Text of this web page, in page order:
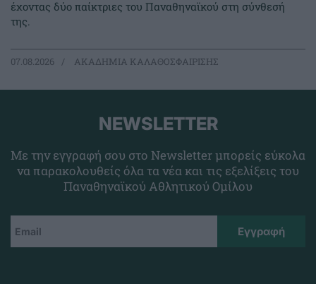
έχοντας δύο παίκτριες του Παναθηναϊκού στη σύνθεσή
της.
07.08.2026 ΑΚΑΔΗΜΙΑ ΚΑΛΑΘΟΣΦΑΙΡΙΣΗΣ
NEWSLETTER
Με την εγγραφή σου στο Newsletter μπορείς εύκολα
να παρακολουθείς όλα τα νέα και τις εξελίξεις του
Παναθηναϊκού Αθλητικού Ομίλου